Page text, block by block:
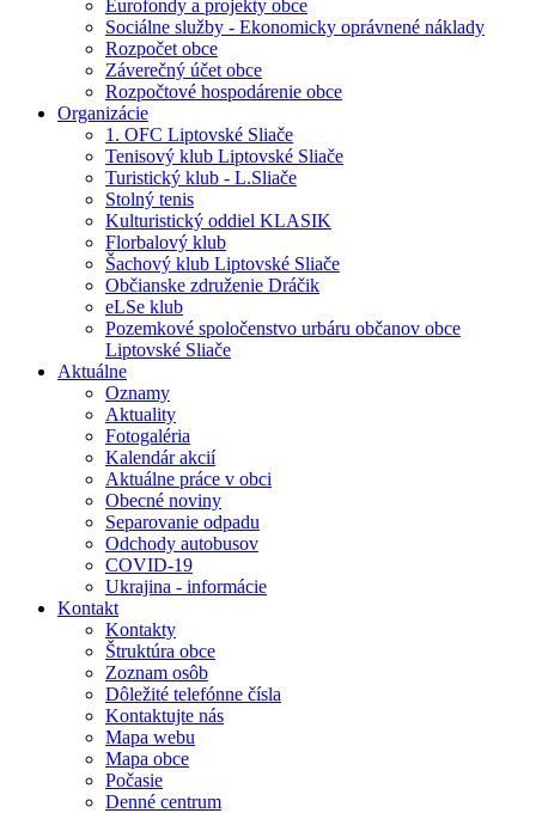
Eurofondy a projekty obce
Sociálne služby - Ekonomicky oprávnené náklady
Rozpočet obce
Záverečný účet obce
Rozpočtové hospodárenie obce
Organizácie
1. OFC Liptovské Sliače
Tenisový klub Liptovské Sliače
Turistický klub - L.Sliače
Stolný tenis
Kulturistický oddiel KLASIK
Florbalový klub
Šachový klub Liptovské Sliače
Občianske združenie Dráčik
eLSe klub
Pozemkové spoločenstvo urbáru občanov obce
Liptovské Sliače
Aktuálne
Oznamy
Aktuality
Fotogaléria
Kalendár akcií
Aktuálne práce v obci
Obecné noviny
Separovanie odpadu
Odchody autobusov
COVID-19
Ukrajina - informácie
Kontakt
Kontakty
Štruktúra obce
Zoznam osôb
Dôležité telefónne čísla
Kontaktujte nás
Mapa webu
Mapa obce
Počasie
Denné centrum